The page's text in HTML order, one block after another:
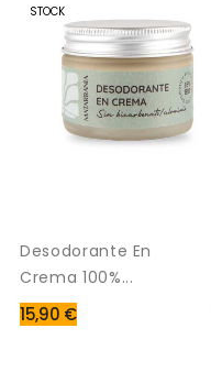
STOCK
Desodorante En
Crema 100%...
15,90 €